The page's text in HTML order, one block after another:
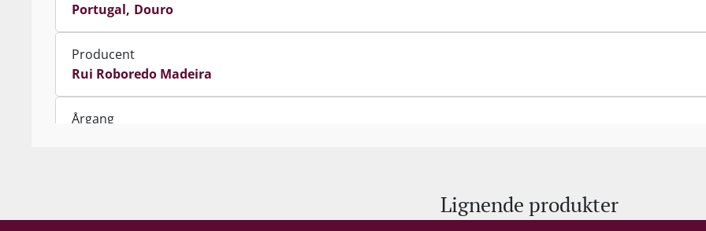
Portugal Douro
Producent
Rui Roboredo Madeira
Årgang
Lignende produkter